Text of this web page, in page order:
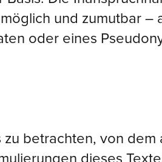
und zumutbar –
oder eines
betrachten, von dem